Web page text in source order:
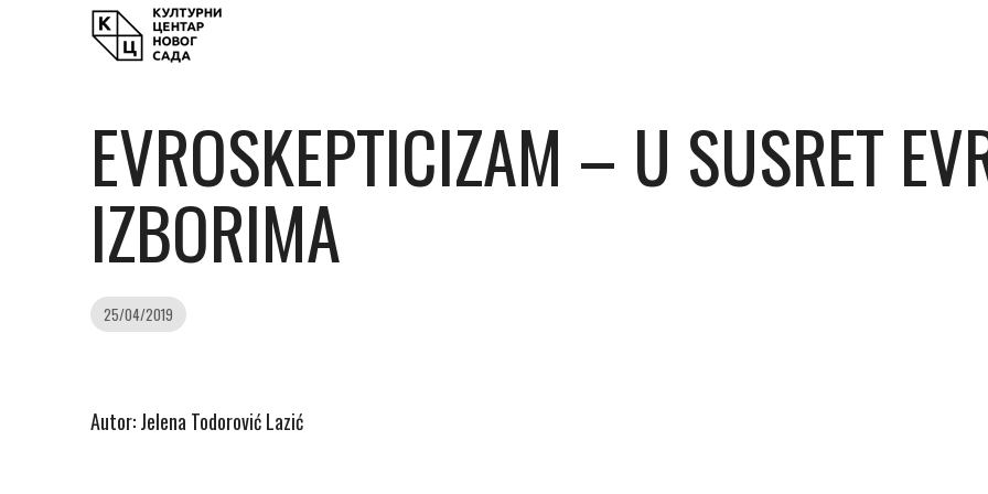
EVROSKEPTICIZAM – U SUSRET
IZBORIMA
25/04/2019
Autor: Jelena Todorović Lazić